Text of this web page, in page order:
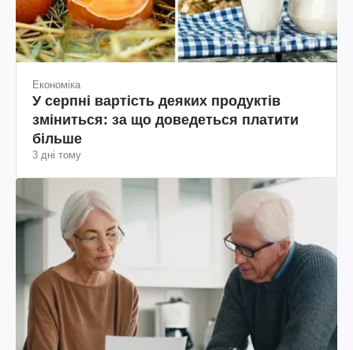
Економіка
У серпні вартість деяких продуктів
зміниться: за що доведеться платити
більше
3 дні тому